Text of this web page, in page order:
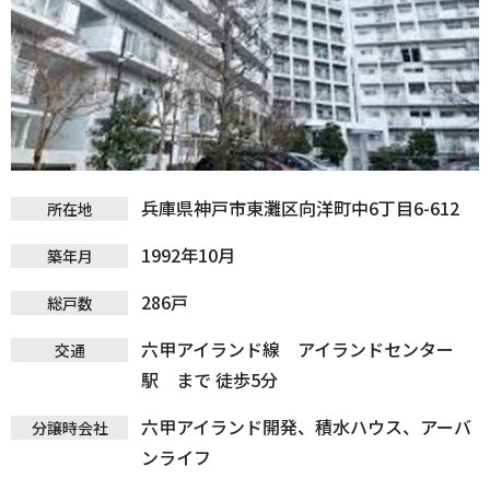
所在地 兵庫県神戸市東灘区向洋町中6丁目6-612
築年月 1992年10月
総戸数 286戸
交通
六甲アイランド線 アイランドセンター
駅 まで 徒歩5分
分譲時会社
六甲アイランド開発、積水ハウス、アーバ
ンライフ